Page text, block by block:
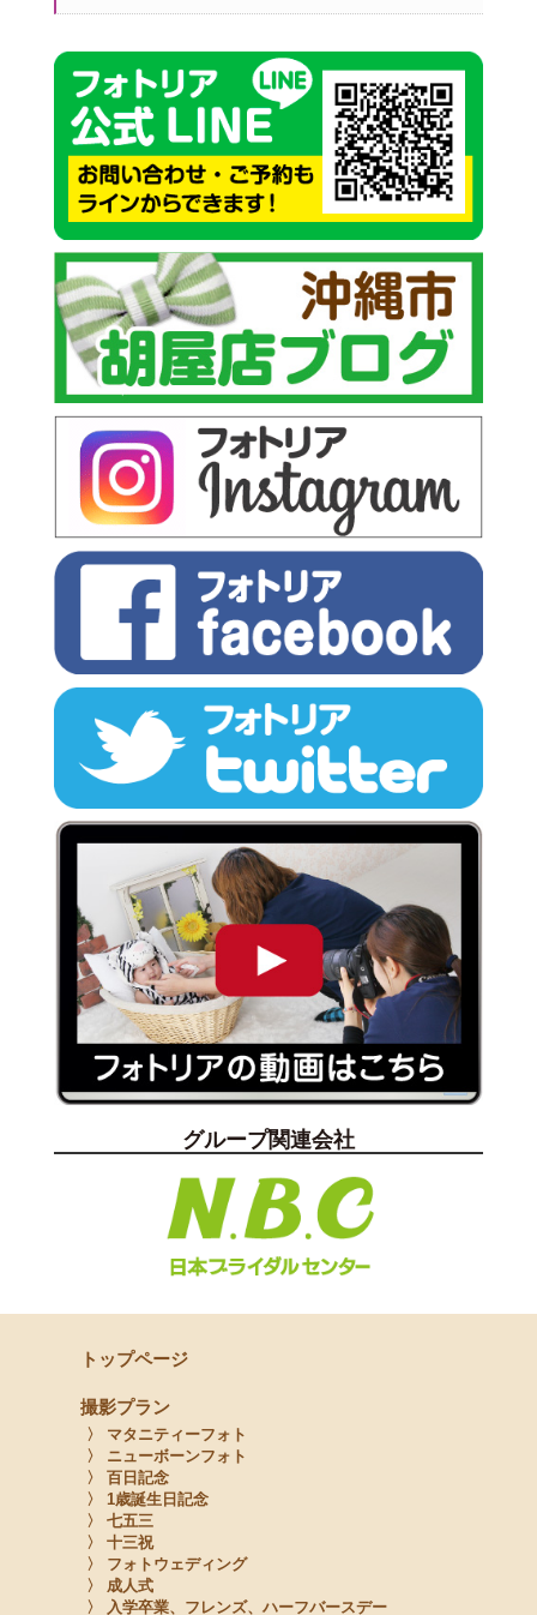
グループ関連会社
トップページ
撮影プラン
〉 マタニティーフォト
〉 ニューボーンフォト
〉 百日記念
〉 1歳誕生日記念
〉 七五三
〉 十三祝
〉 フォトウェディング
〉 成人式
〉 入学卒業、フレンズ、ハーフバースデー